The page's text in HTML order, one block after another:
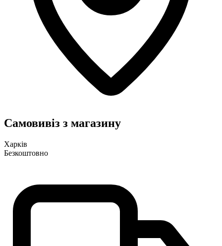
Самовивіз з магазину
Харків
Безкоштовно